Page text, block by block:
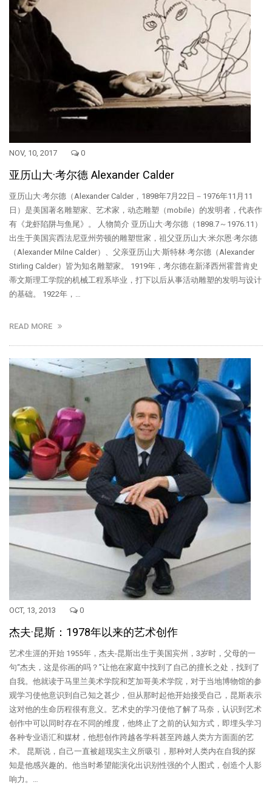
NOV, 10, 2017 0
亚历山大·考尔德 Alexander Calder
亚历山大·考尔德（Alexander Calder，1898年7月22日－1976年11月11
日）是美国著名雕塑家、艺术家，动态雕塑（mobile）的发明者，代表作
有《龙虾陷阱与鱼尾》。 人物简介 亚历山大·考尔德（1898.7～1976.11）
出生于美国宾西法尼亚州劳顿的雕塑世家，祖父亚历山大·米尔恩·考尔德
（Alexander Milne Calder）、父亲亚历山大·斯特林·考尔德（Alexander
Stirling Calder）皆为知名雕塑家。 1919年，考尔德在新泽西州霍普肯史
蒂文斯理工学院的机械工程系毕业，打下以后从事活动雕塑的发明与设计
的基础。 1922年，…
READ MORE
OCT, 13, 2013 0
杰夫·昆斯：1978年以来的艺术创作
艺术生涯的开始 1955年，杰夫-昆斯出生于美国宾州，3岁时，父母的一
句“杰夫，这是你画的吗？”让他在家庭中找到了自己的擅长之处，找到了
自我。他就读于马里兰美术学院和芝加哥美术学院，对于当地博物馆的参
观学习使他意识到自己知之甚少，但从那时起他开始接受自己，昆斯表示
这对他的生命历程很有意义。艺术史的学习使他了解了马奈，认识到艺术
创作中可以同时存在不同的维度，他终止了之前的认知方式，即埋头学习
各种专业语汇和媒材，他想创作跨越各学科甚至跨越人类方方面面的艺
术。 昆斯说，自己一直被超现实主义所吸引，那种对人类内在自我的探
知是他感兴趣的。他当时希望能演化出识别性强的个人图式，创造个人影
响力。…